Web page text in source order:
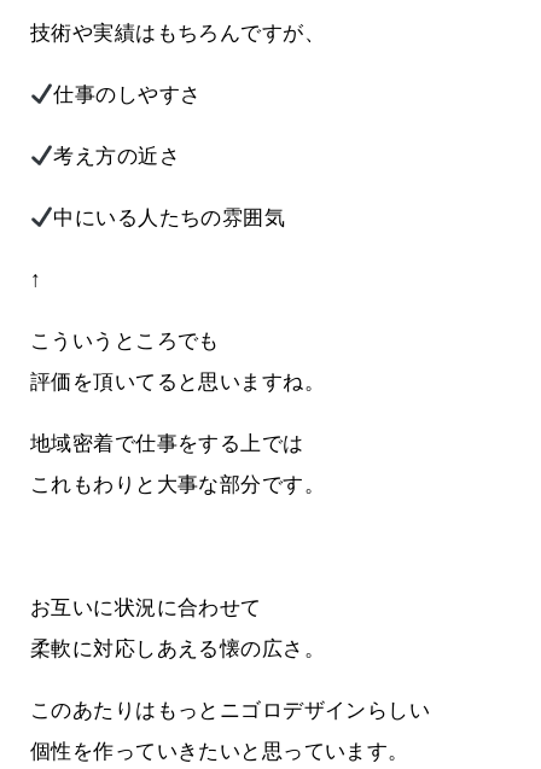
技術や実績はもちろんですが、
仕事のしやすさ
考え方の近さ
中にいる人たちの雰囲気
↑
こういうところでも
評価を頂いてると思いますね。
地域密着で仕事をする上では
これもわりと大事な部分です。
お互いに状況に合わせて
柔軟に対応しあえる懐の広さ。
このあたりはもっとニゴロデザインらしい
個性を作っていきたいと思っています。